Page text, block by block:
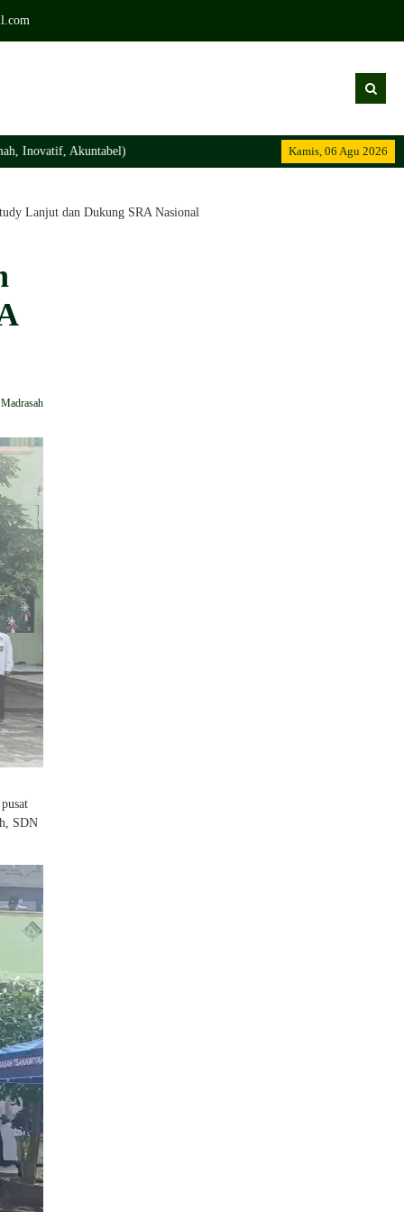
Kamis, 06 Agu 2026
Akuntabel)
Lanjut dan Dukung SRA Nasional
SDN